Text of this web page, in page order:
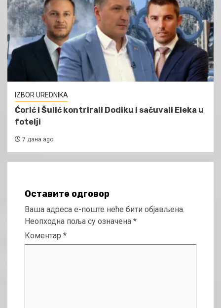
IZBOR UREDNIKA
Ćorić i Šulić kontrirali Dodiku i sačuvali Eleka u
fotelji
7 дана ago
Оставите одговор
Ваша адреса е-поште неће бити објављена.
Неопходна поља су означена *
Коментар *